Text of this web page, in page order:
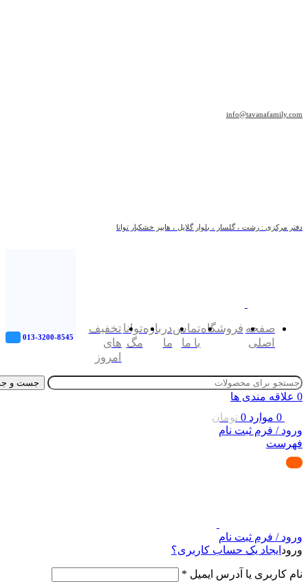
info@tavanafamily.com
دفتر مرکزی : رشت ، گلسار ، بلوار گلایل ، هایپر خشکبار توانا
013-3200-8545
صفحه
اصلی
فروشگاهتماس
با ما
درباره
ما
توانا
مگ
تخفیف
های
امروز
جست و
0 علاقه مندی ها
0 موارد 0 تومان
ورود / فرم ثبت نام
فهرست
ورود / فرم ثبت نام
ورود ایجاد یک حساب کاربری؟
نام کاربری یا آدرس ایمیل *